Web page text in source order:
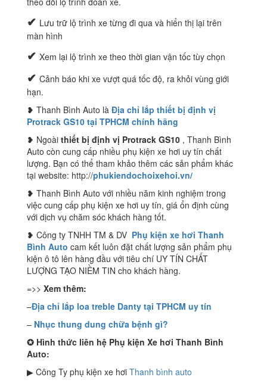
✔ Lưu trữ lộ trình xe từng đi qua và hiển thị lại trên
màn hình
✔ Xem lại lộ trình xe theo thời gian vận tốc tùy chọn
✔ Cảnh báo khi xe vượt quá tốc độ, ra khỏi vùng giới
hạn.
❥ Thanh Bình Auto là Địa chỉ lắp thiết bị định vị
Protrack GS10 tại TPHCM chính hãng
❥ Ngoài thiết bị định vị Protrack GS10 , Thanh Bình
Auto còn cung cấp nhiều phụ kiện xe hơi uy tín chất
lượng. Bạn có thể tham khảo thêm các sản phẩm khác
tại website: http://phukiendochoixehoi.vn/
❥ Thanh Bình Auto với nhiều năm kinh nghiệm trong
việc cung cấp phụ kiện xe hơi uy tín, giá ổn định cùng
với dịch vụ chăm sóc khách hàng tốt.
❥ Công ty TNHH TM & DV Phụ kiện xe hơi Thanh
Bình Auto cam kết luôn đặt chất lượng sản phẩm phụ
kiện ô tô lên hàng đầu với tiêu chí UY TÍN CHẤT
LƯỢNG TẠO NIỀM TIN cho khách hàng.
=>> Xem thêm:
–Địa chỉ lắp loa treble Danty tại TPHCM uy tín
– Nhục thung dung chữa bệnh gì?
✪ Hình thức liên hệ Phụ kiện Xe hơi Thanh Bình
Auto:
▶ Công Ty phụ kiện xe hơi Thanh bình auto